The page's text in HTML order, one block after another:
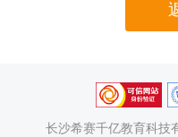
长沙希赛千亿教育科技